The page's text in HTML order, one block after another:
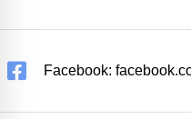
Facebook: